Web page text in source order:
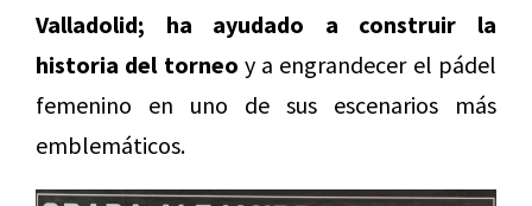
Valladolid; ha ayudado a construir la
historia del torneo y a engrandecer el pádel
femenino en uno de sus escenarios más
emblemáticos.